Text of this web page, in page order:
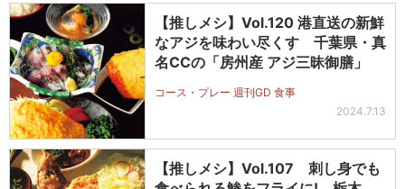
【推しメシ】Vol.120 港直送の新鮮
なアジを味わい尽くす 千葉県・真
名CCの「房州産 アジ三昧御膳」
コース・プレー 週刊GD 食事
2024.7.13
【推しメシ】Vol.107 刺し身でも